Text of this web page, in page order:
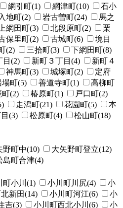
網引町(1) 網津町(10)
石小
入地町(2) 岩古曽町(24)
馬之
上網田町(3) 北段原町(2)
栗
保里町(2) 古城町(6)
境目
(2) 三拾町(3)
下網田町(8)
目(2) 新町３丁目(4)
新町４
神馬町(3) 城塚町(2)
定府
場町(5) 善道寺町(1)
高柳町
町(2) 椿原町(1)
戸口町(2)
走潟町(21) 花園町(5)
本
(3) 松原町(4)
松山町(18)
野町中(10)
大矢野町登立(12)
島町合津(4)
町小川(1) 小川町川尻(4)
小
新田(14) 小川町河江(6)
小
吉(3) 小川町西北小川(6)
小